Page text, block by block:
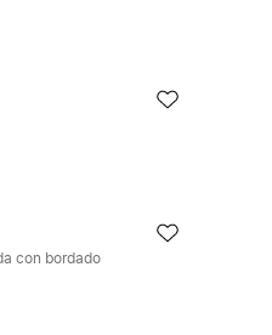
con bordado